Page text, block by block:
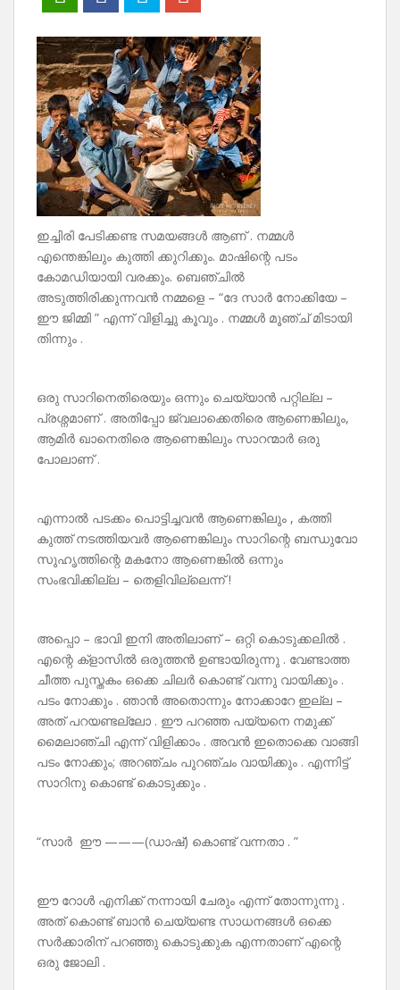
ഇച്ചിരി പേടിക്കണ്ട സമയങ്ങൾ ആണ് . നമ്മൾ
എന്തെങ്കിലും കുത്തി ക്കുറിക്കും. മാഷിന്റെ പടം
കോമഡിയായി വരക്കും. ബെഞ്ചിൽ
അടുത്തിരിക്കുന്നവൻ നമ്മളെ – “ദേ സാർ നോക്കിയേ –
ഈ ജിമ്മി ” എന്ന് വിളിച്ചു കൂവും . നമ്മൾ മൂഞ്ച് മിടായി
തിന്നും .
ഒരു സാറിനെതിരെയും ഒന്നും ചെയ്യാൻ പറ്റില്ല –
പ്രശ്നമാണ് . അതിപ്പോ ജ്വലാക്കെതിരെ ആണെങ്കിലും,
ആമിർ ഖാനെതിരെ ആണെങ്കിലും സാറന്മാർ ഒരു
പോലാണ് .
എന്നാൽ പടക്കം പൊട്ടിച്ചവൻ ആണെങ്കിലും , കത്തി
കുത്ത് നടത്തിയവർ ആണെങ്കിലും സാറിന്റെ ബന്ധുവോ
സുഹൃത്തിന്റെ മകനോ ആണെങ്കിൽ ഒന്നും
സംഭവിക്കില്ല – തെളിവില്ലെന്ന് !
അപ്പൊ – ഭാവി ഇനി അതിലാണ് – ഒറ്റി കൊടുക്കലിൽ .
എന്റെ ക്‌ളാസിൽ ഒരുത്തൻ ഉണ്ടായിരുന്നു . വേണ്ടാത്ത
ചീത്ത പുസ്തകം ഒക്കെ ചിലർ കൊണ്ട് വന്നു വായിക്കും .
പടം നോക്കും . ഞാൻ അതൊന്നും നോക്കാറേ ഇല്ല –
അത് പറയണ്ടല്ലോ . ഈ പറഞ്ഞ പയ്യനെ നമുക്ക്
മൈലാഞ്ചി എന്ന് വിളിക്കാം . അവൻ ഇതൊക്കെ വാങ്ങി
പടം നോക്കും; അറഞ്ചം പുറഞ്ചം വായിക്കും . എന്നിട്ട്
സാറിനു കൊണ്ട് കൊടുക്കും .
“സാർ ഈ ———(ഡാഷ്) കൊണ്ട് വന്നതാ . ”
ഈ റോൾ എനിക്ക് നന്നായി ചേരും എന്ന് തോന്നുന്നു .
അത് കൊണ്ട് ബാൻ ചെയ്യണ്ട സാധനങ്ങൾ ഒക്കെ
സർക്കാരിന് പറഞ്ഞു കൊടുക്കുക എന്നതാണ് എന്റെ
ഒരു ജോലി .